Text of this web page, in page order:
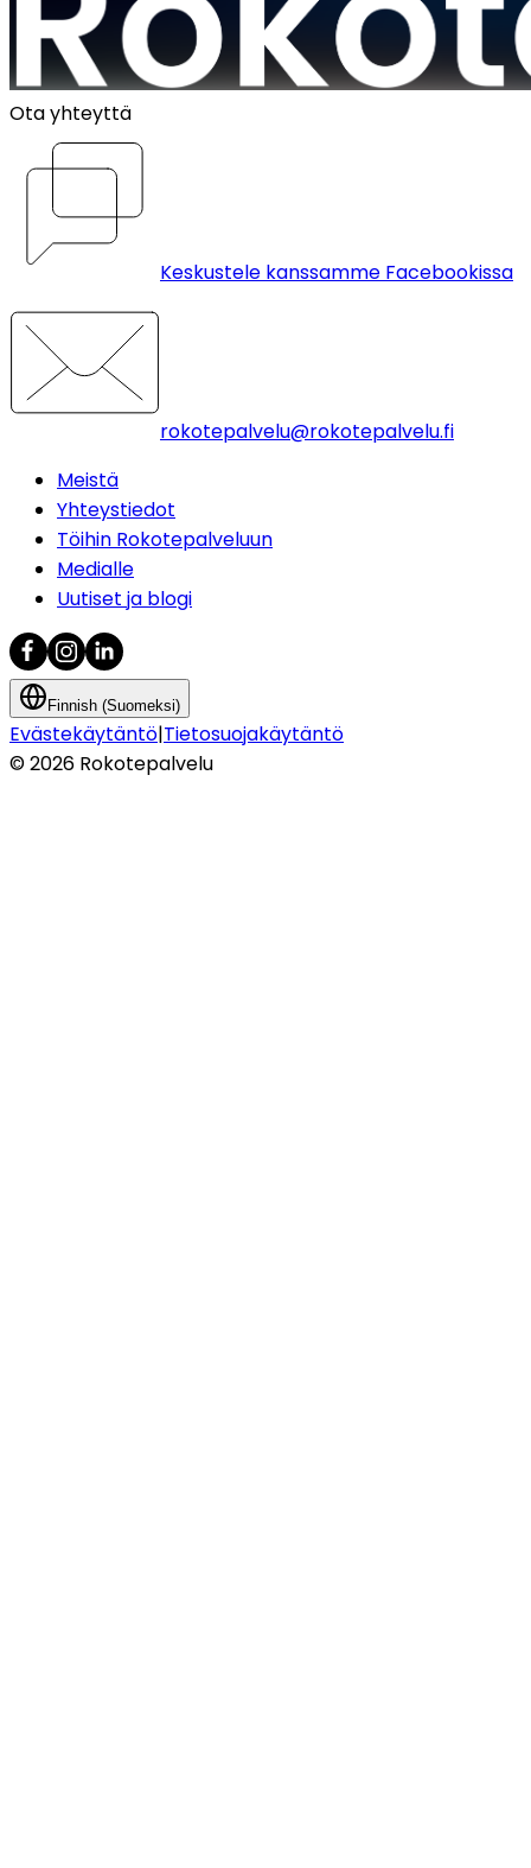
Ota yhteyttä
Keskustele kanssamme Facebookissa
rokotepalvelu@rokotepalvelu.fi
Meistä
Yhteystiedot
Töihin Rokotepalveluun
Medialle
Uutiset ja blogi
Finnish (Suomeksi)
Evästekäytäntö|Tietosuojakäytäntö
©2026 Rokotepalvelu